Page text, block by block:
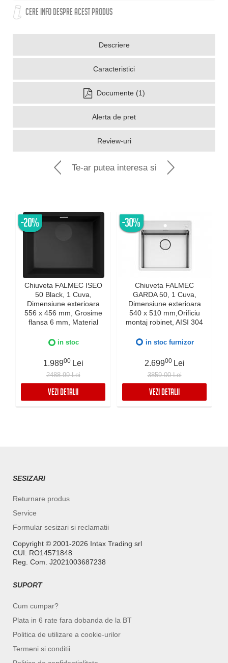
CERE INFO DESPRE ACEST PRODUS
Descriere
Caracteristici
Documente (1)
Alerta de pret
Review-uri
Te-ar putea interesa si
-20%
Chiuveta FALMEC ISEO
50 Black, 1 Cuva,
Dimensiune exterioara
556 x 456 mm, Grosime
flansa 6 mm, Material
Preaplin Perimetral,
blat
in stoc
1.98900 Lei
2488.99 Lei
VEZI DETALII
-30%
Chiuveta FALMEC
GARDA 50, 1 Cuva,
Dimensiune exterioara
540 x 510 mm,Orificiu
montaj robinet, AISI 304
12mm, Supapa de golire
zgomot, Sistem drenaj
FALMEC, Instalare flush
sau pe blat
in stoc furnizor
2.69900 Lei
3859.00 Lei
VEZI DETALII
SESIZARI
Returnare produs
Service
Formular sesizari si reclamatii
Copyright ©️ 2001-2026 Intax Trading srl
CUI: RO14571848
Reg. Com. J2021003687238
SUPORT
Cum cumpar?
Plata in 6 rate fara dobanda de la BT
Politica de utilizare a cookie-urilor
Termeni si conditii